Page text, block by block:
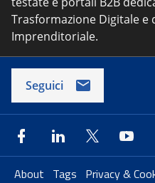
Trasformazione Digitale e
Imprenditoriale.
Seguici
About Tags Privacy &